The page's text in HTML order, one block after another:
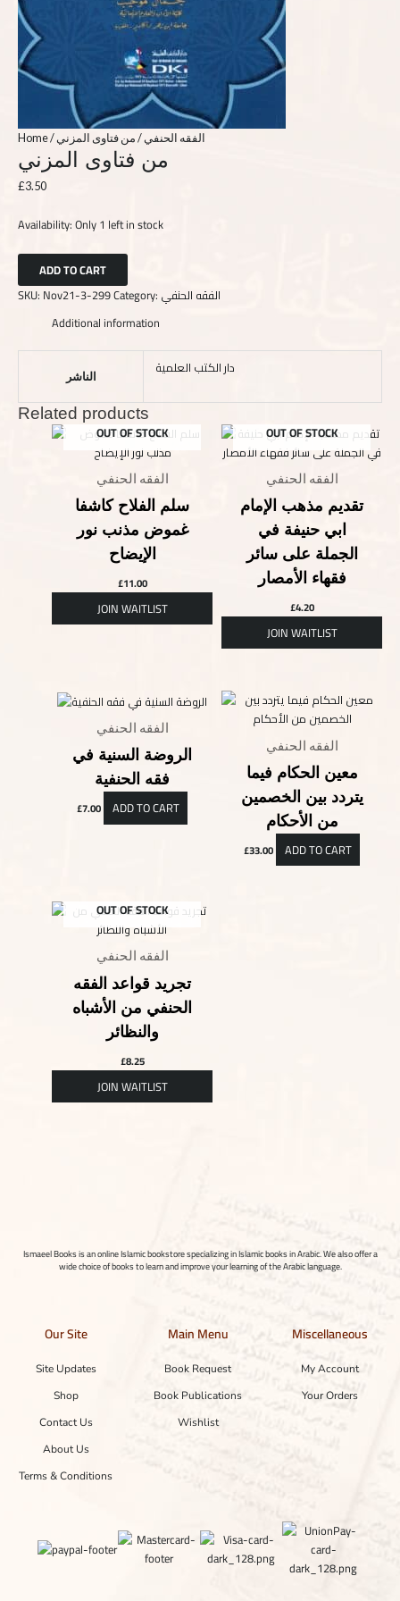
Home/ الفقه الحنفي/ من فتاوى المزني
من فتاوى المزني
£3.50
Availability:Only 1 left in stock
ADD TO CART
SKU: Nov21-3-299Category: الفقه الحنفي
Additional information
الناشر دار الكتب العلمية
Related products
OUT OF STOCK
الفقه الحنفي
سلم الفلاح كاشفا
غموض مذنب نور
الإيضاح
£11.00
OUT OF STOCK
الفقه الحنفي
تقديم مذهب الإمام
ابي حنيفة في
الجملة على سائر
فقهاء الأمصار
£4.20
الفقه الحنفي
الروضة السنية في
فقه الحنفية
£7.00 ADD TO CART
الفقه الحنفي
معين الحكام فيما
يتردد بين الخصمين
من الأحكام
£33.00 ADD TO CART
OUT OF STOCK
الفقه الحنفي
تجريد قواعد الفقه
الحنفي من الأشباه
والنظائر
£8.25
Ismaeel Books is an online Islamic bookstore specializing in Islamic books in Arabic. We also offer a
wide choice of books to learn and improve your learning of the Arabic language.
Our Site
Site Updates
Shop
Contact Us
About Us
Terms & Conditions
Main Menu
Book Request
Book Publications
Wishlist
Miscellaneous
My Account
Your Orders